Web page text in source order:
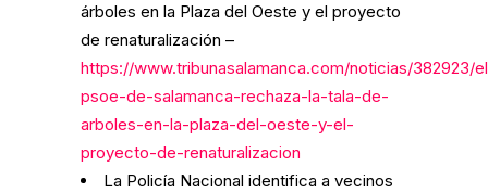
árboles en la Plaza del Oeste y el proyecto
de renaturalización –
https://www.tribunasalamanca.com/noticias/382923/
psoe-de-salamanca-rechaza-la-tala-de-
arboles-en-la-plaza-del-oeste-y-el-
proyecto-de-renaturalizacion
La Policía Nacional identifica a vecinos